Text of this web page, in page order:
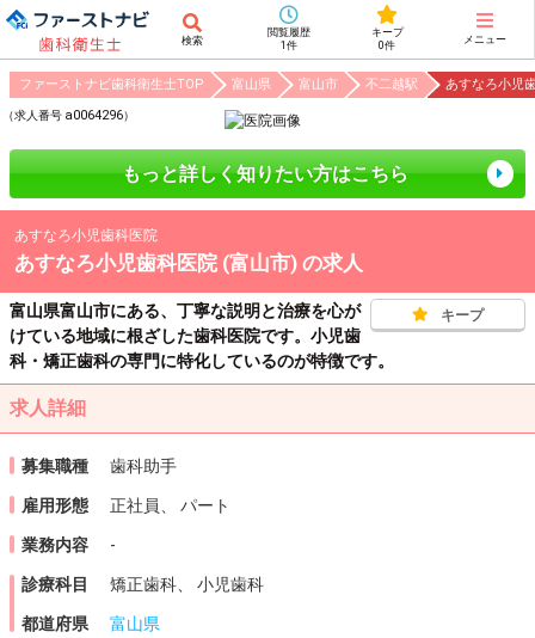
検索
閲覧履歴
1件
キープ
0件
メニュー
ファーストナビ歯科衛生士TOP 富山県 富山市 不二越駅 あすなろ小児
（求人番号 a0064296）
もっと詳しく知りたい方はこちら
あすなろ小児歯科医院
あすなろ小児歯科医院 (富山市) の求人
キープ
富山県富山市にある、丁寧な説明と治療を心が
けている地域に根ざした歯科医院です。小児歯
科・矯正歯科の専門に特化しているのが特徴です。
求人詳細
募集職種 歯科助手
雇用形態 正社員、 パート
業務内容 -
診療科目 矯正歯科、 小児歯科
都道府県 富山県